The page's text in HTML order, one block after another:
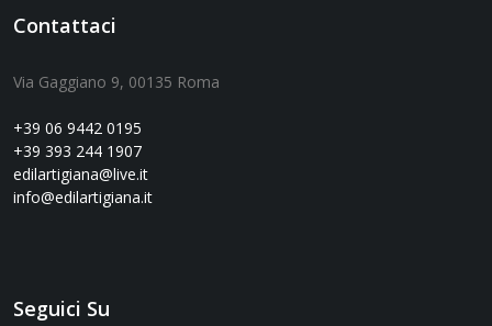
Contattaci
Via Gaggiano 9, 00135 Roma
+39 06 9442 0195
+39 393 244 1907
edilartigiana@live.it
info@edilartigiana.it
Seguici Su